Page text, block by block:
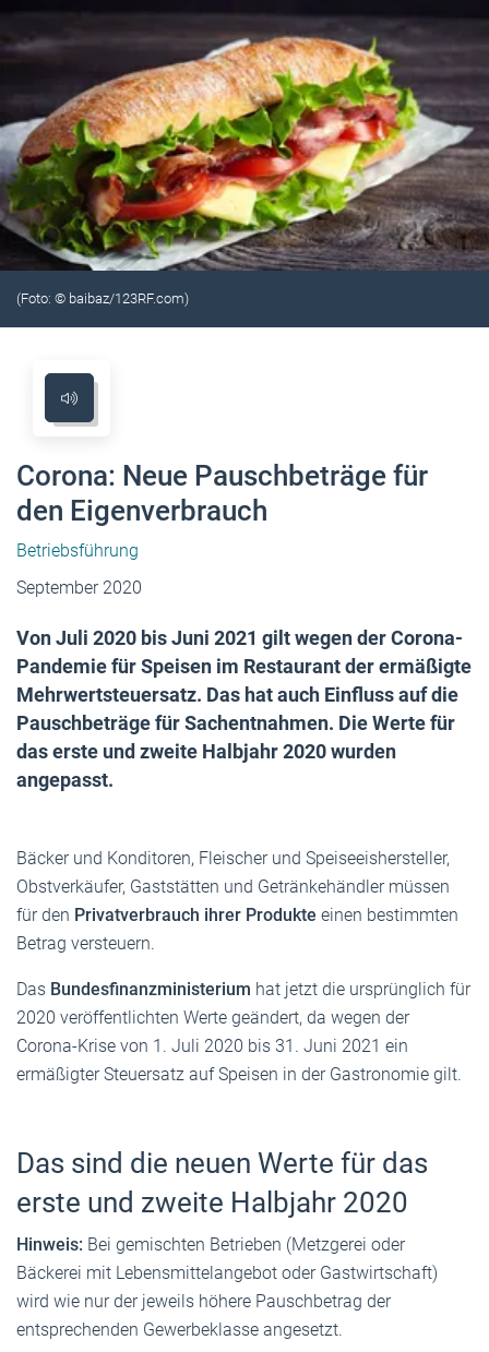
(Foto: © baibaz/123RF.com)
Corona: Neue Pauschbeträge für
den Eigenverbrauch
Betriebsführung
September 2020
Von Juli 2020 bis Juni 2021 gilt wegen der Corona-
Pandemie für Speisen im Restaurant der ermäßigte
Mehrwertsteuersatz. Das hat auch Einfluss auf die
Pauschbeträge für Sachentnahmen. Die Werte für
das erste und zweite Halbjahr 2020 wurden
angepasst.
Bäcker und Konditoren, Fleischer und Speiseeishersteller,
Obstverkäufer, Gaststätten und Getränkehändler müssen
für den Privatverbrauch ihrer Produkte einen bestimmten
Betrag versteuern.
Das Bundesfinanzministerium hat jetzt die ursprünglich für
2020 veröffentlichten Werte geändert, da wegen der
Corona-Krise von 1. Juli 2020 bis 31. Juni 2021 ein
ermäßigter Steuersatz auf Speisen in der Gastronomie gilt.
Das sind die neuen Werte für das
erste und zweite Halbjahr 2020
Hinweis: Bei gemischten Betrieben (Metzgerei oder
Bäckerei mit Lebensmittelangebot oder Gastwirtschaft)
wird wie nur der jeweils höhere Pauschbetrag der
entsprechenden Gewerbeklasse angesetzt.